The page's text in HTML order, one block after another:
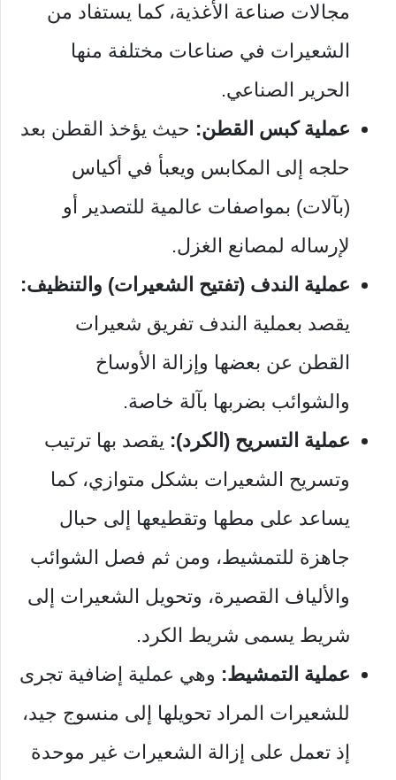
مجالات صناعة الأغذية، كما يستفاد من
الشعيرات في صناعات مختلفة منها
الحرير الصناعي.
عملية كبس القطن: حيث يؤخذ القطن بعد
حلجه إلى المكابس ويعبأ في أكياس
(بآلات) بمواصفات عالمية للتصدير أو
لإرساله لمصانع الغزل.
عملية الندف (تفتيح الشعيرات) والتنظيف:
يقصد بعملية الندف تفريق شعيرات
القطن عن بعضها وإزالة الأوساخ
والشوائب بضربها بآلة خاصة.
عملية التسريح (الكرد): يقصد بها ترتيب
وتسريح الشعيرات بشكل متوازي، كما
يساعد على مطها وتقطيعها إلى حبال
جاهزة للتمشيط، ومن ثم فصل الشوائب
والألياف القصيرة، وتحويل الشعيرات إلى
شريط يسمى شريط الكرد.
عملية التمشيط: وهي عملية إضافية تجرى
للشعيرات المراد تحويلها إلى منسوج جيد،
إذ تعمل على إزالة الشعيرات غير موحدة